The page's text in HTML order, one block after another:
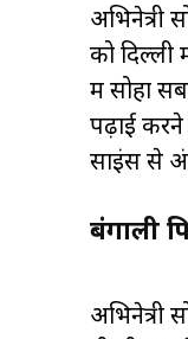
अभिनेत्री
को दिल्ली
में सोहा
पढ़ाई
साइंस से
बंगाली
अभिनेत्री